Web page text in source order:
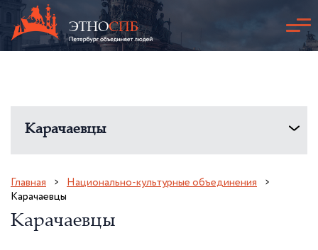
Карачаевцы
Главная
Национально-культурные объединения
Карачаевцы
Карачаевцы